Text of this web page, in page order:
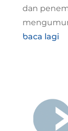
dan
baca lagi